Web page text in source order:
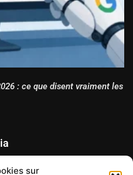
sur
: ce que disent vraiment les
Sites WordPress, SaaS,